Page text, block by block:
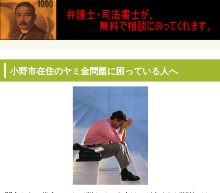
小野市在住のヤミ金問題に困っている人へ